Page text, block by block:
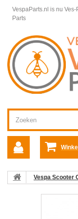
VespaParts.nl is nu
Parts
Vespa Scooter